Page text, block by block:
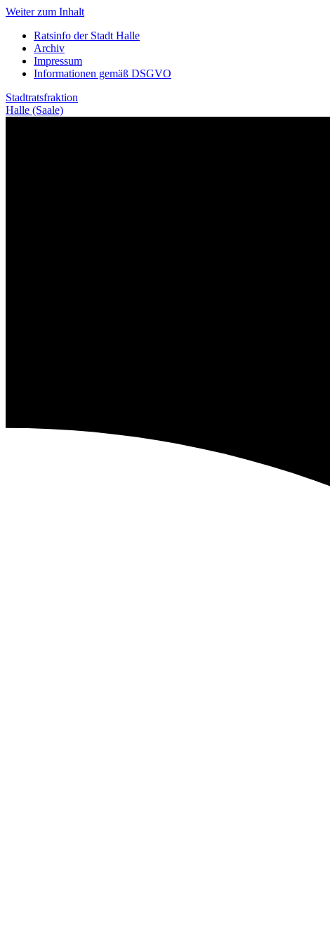
Weiter zum Inhalt
Ratsinfo der Stadt Halle
Archiv
Impressum
Informationen gemäß DSGVO
Stadtratsfraktion
Halle (Saale)